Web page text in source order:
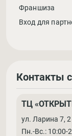
Франшиза
Вход для
Контакты
ТЦ
ул. Ларина 7,
Пн.-Вс.: 10:00-